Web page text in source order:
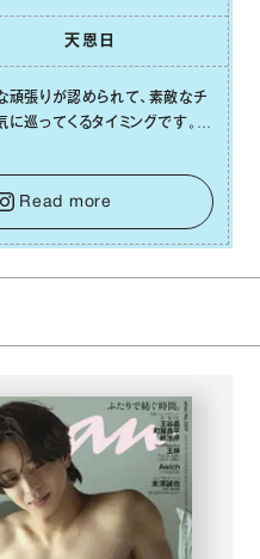
天恩⽇
頑張りが認められて、素敵なチ
に巡ってくるタイミングです。周
取りましょう。みんなと⼀緒に
イメージを持って⼀歩を踏み出
良いところが混ざり合い、ハッピ
れていきます。
Read more